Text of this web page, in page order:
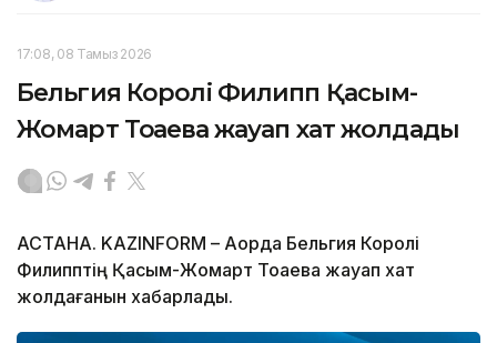
17:08, 08 Тамыз 2026
Бельгия Королі Филипп Қасым-
Жомарт Тоқаевқа жауап хат жолдады
АСТАНА. KAZINFORM – Ақорда Бельгия Королі
Филипптің Қасым-Жомарт Тоқаевқа жауап хат
жолдағанын хабарлады.